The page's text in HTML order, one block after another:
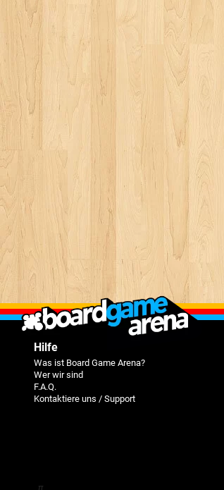
Hilfe
Was ist Board Game Arena?
Wer wir sind
F.A.Q.
Kontaktiere uns / Support
π